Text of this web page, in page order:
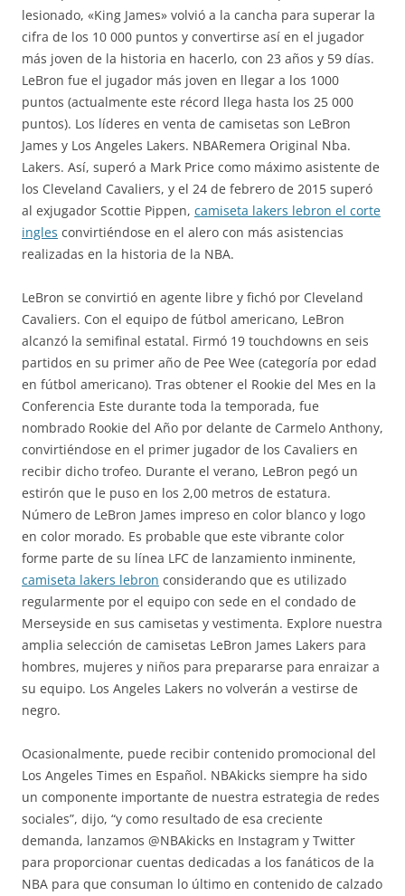
lesionado, «King James» volvió a la cancha para superar la
cifra de los 10 000 puntos y convertirse así en el jugador
más joven de la historia en hacerlo, con 23 años y 59 días.
LeBron fue el jugador más joven en llegar a los 1000
puntos (actualmente este récord llega hasta los 25 000
puntos). Los líderes en venta de camisetas son LeBron
James y Los Angeles Lakers. NBARemera Original Nba.
Lakers. Así, superó a Mark Price como máximo asistente de
los Cleveland Cavaliers, y el 24 de febrero de 2015 superó
al exjugador Scottie Pippen, camiseta lakers lebron el corte
ingles convirtiéndose en el alero con más asistencias
realizadas en la historia de la NBA.
LeBron se convirtió en agente libre y fichó por Cleveland
Cavaliers. Con el equipo de fútbol americano, LeBron
alcanzó la semifinal estatal. Firmó 19 touchdowns en seis
partidos en su primer año de Pee Wee (categoría por edad
en fútbol americano). Tras obtener el Rookie del Mes en la
Conferencia Este durante toda la temporada, fue
nombrado Rookie del Año por delante de Carmelo Anthony,
convirtiéndose en el primer jugador de los Cavaliers en
recibir dicho trofeo. Durante el verano, LeBron pegó un
estirón que le puso en los 2,00 metros de estatura.
Número de LeBron James impreso en color blanco y logo
en color morado. Es probable que este vibrante color
forme parte de su línea LFC de lanzamiento inminente,
camiseta lakers lebron considerando que es utilizado
regularmente por el equipo con sede en el condado de
Merseyside en sus camisetas y vestimenta. Explore nuestra
amplia selección de camisetas LeBron James Lakers para
hombres, mujeres y niños para prepararse para enraizar a
su equipo. Los Angeles Lakers no volverán a vestirse de
negro.
Ocasionalmente, puede recibir contenido promocional del
Los Angeles Times en Español. NBAkicks siempre ha sido
un componente importante de nuestra estrategia de redes
sociales”, dijo, “y como resultado de esa creciente
demanda, lanzamos @NBAkicks en Instagram y Twitter
para proporcionar cuentas dedicadas a los fanáticos de la
NBA para que consuman lo último en contenido de calzado